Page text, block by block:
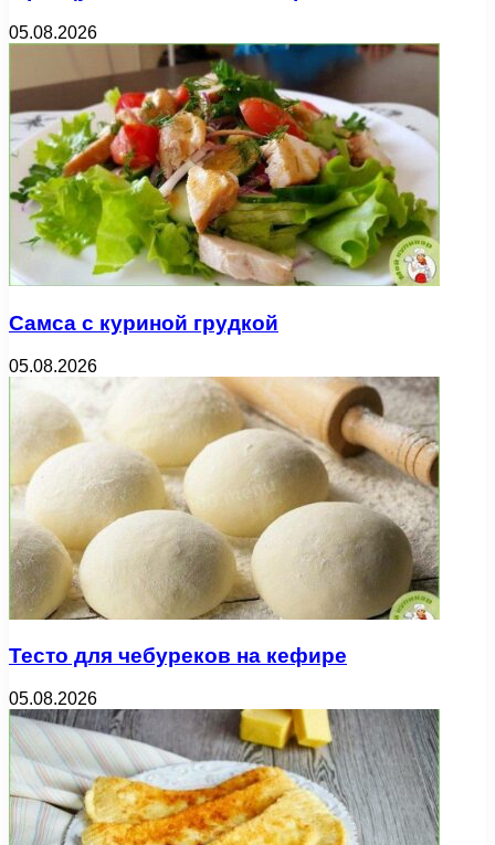
05.08.2026
Самса с куриной грудкой
05.08.2026
Тесто для чебуреков на кефире
05.08.2026